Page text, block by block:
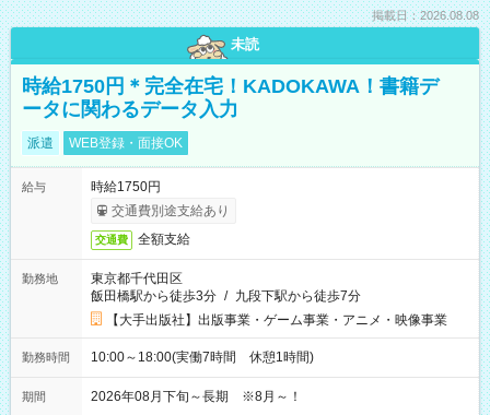
掲載日：2026.08.08
未読
時給1750円＊完全在宅！KADOKAWA！書籍デ
ータに関わるデータ入力
派遣 WEB登録・面接OK
給与
時給1750円
交通費別途支給あり
交通費 全額支給
勤務地
東京都千代田区
飯田橋駅から徒歩3分 / 九段下駅から徒歩7分
【大手出版社】出版事業・ゲーム事業・アニメ・映像事業
勤務時間 10:00～18:00(実働7時間 休憩1時間)
期間 2026年08月下旬～長期 ※8月～！